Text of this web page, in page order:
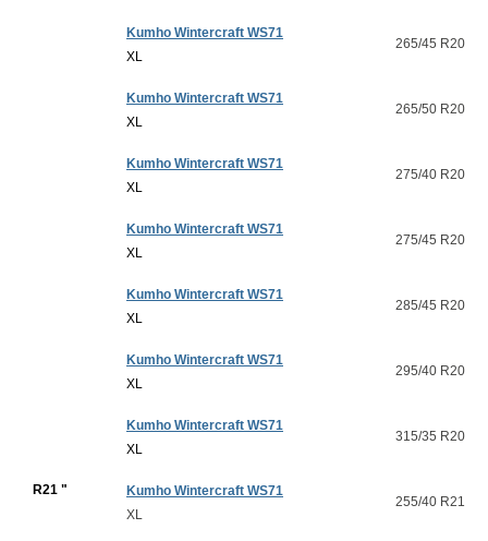
Kumho Wintercraft WS71
XL
265/45 R20
Kumho Wintercraft WS71
XL
265/50 R20
Kumho Wintercraft WS71
XL
275/40 R20
Kumho Wintercraft WS71
XL
275/45 R20
Kumho Wintercraft WS71
XL
285/45 R20
Kumho Wintercraft WS71
XL
295/40 R20
Kumho Wintercraft WS71
XL
315/35 R20
R21 "
Kumho Wintercraft WS71
XL
255/40 R21